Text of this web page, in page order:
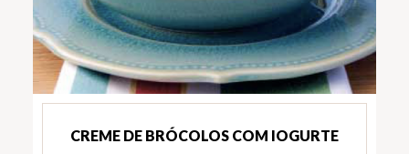
CREME DE BRÓCOLOS COM IOGURTE